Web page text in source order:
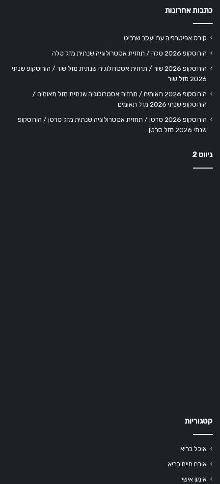
כתבות אחרונות
קורס אפיטרפיה עם יעקב שרביט
הורוסקופ 2026 טלה / תחזית אסטרולוגיה שנתית מזל טלה
הורוסקופ 2026 שור / תחזית אסטרולוגיה שנתית מזל שור / הורוסקופ שנתי
2026 מזל שור
הורוסקופ 2026 תאומים / תחזית אסטרולוגיה שנתית מזל תאומים /
הורוסקופ שנתי 2026 מזל תאומים
הורוסקופ 2026 סרטן / תחזית אסטרולוגיה שנתית מזל סרטן / הורוסקופ
שנתי 2026 מזל סרטן
ניווט 2
קטגוריות
אוכל בריא
אורח חיים בריא
אימון אישי